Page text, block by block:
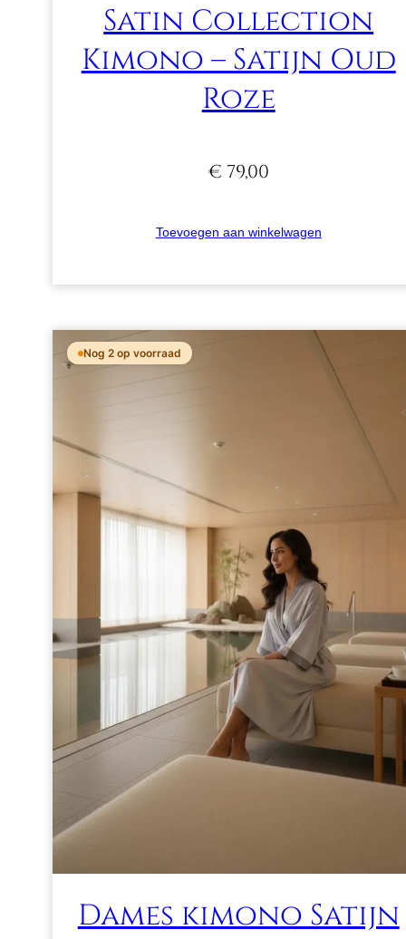
Satin Collection
Kimono – Satijn Oud
Roze
€ 79,00
Toevoegen aan winkelwagen
Nog 2 op voorraad
Dames kimono Satijn